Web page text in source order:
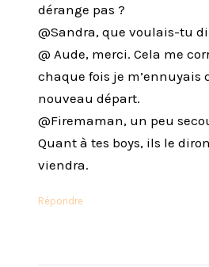
dérange pas ?
@Sandra, que voulais-tu
@ Aude, merci. Cela me
chaque fois je m’ennuyais
nouveau départ.
@Firemaman, un peu
Quant à tes boys, ils le
viendra.
Répondre